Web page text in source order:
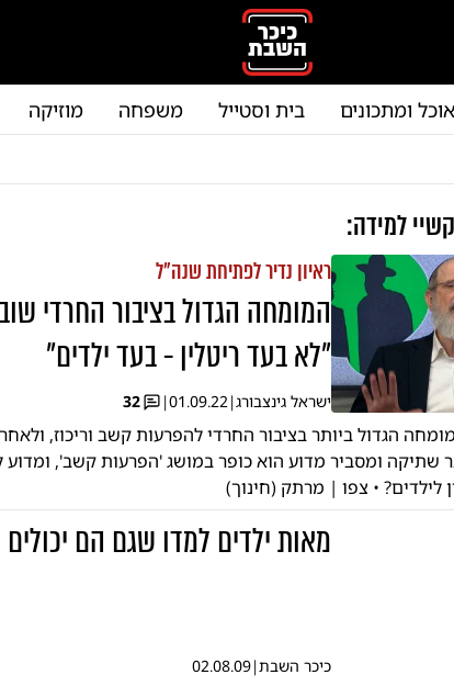
אוכל ומתכונים בית וסטייל משפחה מוזיקה
קשיי למידה:
ראיון נדיר לפתיחת שנה"ל
המומחה הגדול בציבור החרדי
"לא בעד ריטלין - בעד ילדים"
ישראל גינצבורג|
01.09.22
|
32
הגדול ביותר בציבור החרדי להפרעות קשב וריכוז,
שתיקה ומסביר מדוע הוא כופר במושג 'הפרעות קשב', ומדוע
לילדים? • צפו | מרתק (חינוך)
מאות ילדים למדו שגם הם יכולים
כיכר השבת|
02.08.09